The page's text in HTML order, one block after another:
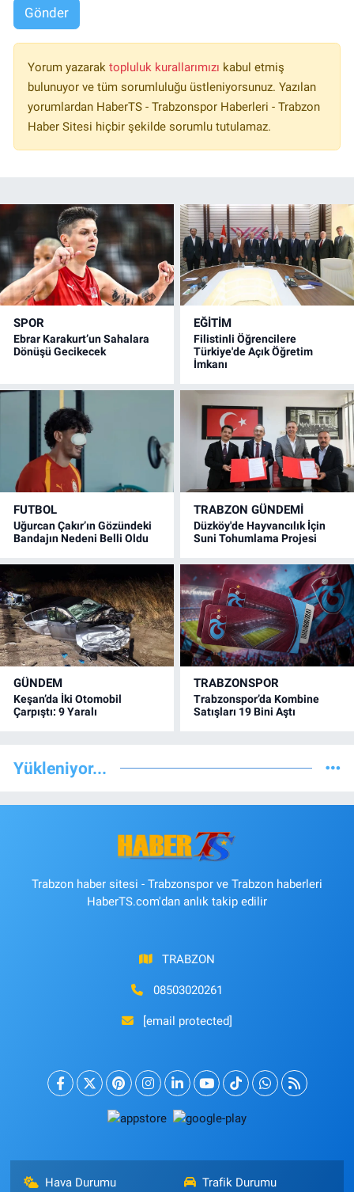
Gönder
Yorum yazarak topluluk kurallarımızı kabul etmiş
bulunuyor ve tüm sorumluluğu üstleniyorsunuz. Yazılan
yorumlardan HaberTS - Trabzonspor Haberleri - Trabzon
Haber Sitesi hiçbir şekilde sorumlu tutulamaz.
SPOR
Ebrar Karakurt’un Sahalara
Dönüşü Gecikecek
EĞİTİM
Filistinli Öğrencilere
Türkiye'de Açık Öğretim
İmkanı
FUTBOL
Uğurcan Çakır’ın Gözündeki
Bandajın Nedeni Belli Oldu
TRABZON GÜNDEMİ
Düzköy'de Hayvancılık İçin
Suni Tohumlama Projesi
GÜNDEM
Keşan’da İki Otomobil
Çarpıştı: 9 Yaralı
TRABZONSPOR
Trabzonspor’da Kombine
Satışları 19 Bini Aştı
Yükleniyor...
Trabzon haber sitesi - Trabzonspor ve Trabzon haberleri
HaberTS.com'dan anlık takip edilir
TRABZON
08503020261
[email protected]
Hava Durumu Trafik Durumu